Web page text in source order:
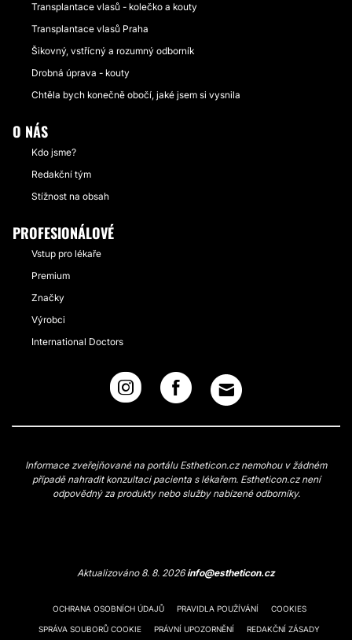
Transplantace vlasů - kolečko a kouty
Transplantace vlasů Praha
Šikovný, vstřícný a rozumný odborník
Drobná úprava - kouty
Chtěla bych konečně obočí, jaké jsem si vysnila
O NÁS
Kdo jsme?
Redakční tým
Stížnost na obsah
PROFESIONÁLOVÉ
Vstup pro lékaře
Premium
Značky
Výrobci
International Doctors
Informace zveřejňované na portálu Estheticon.cz nemohou v žádném
případě nahradit konzultaci pacienta s lékařem. Estheticon.cz není
odpovědný za produkty nebo služby nabízené odborníky.
Aktualizováno 8. 8. 2026info@estheticon.cz
OCHRANA OSOBNÍCH ÚDAJŮ PRAVIDLA POUŽÍVÁNÍ COOKIES
SPRÁVA SOUBORŮ COOKIE PRÁVNÍ UPOZORNĚNÍ REDAKČNÍ ZÁSADY